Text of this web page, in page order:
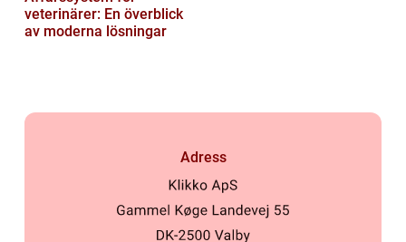
veterinärer: En överblick
av moderna lösningar
Adress